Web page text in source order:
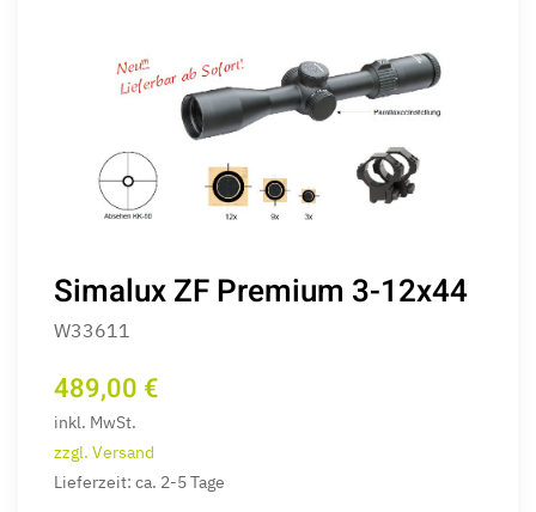
Simalux ZF Premium 3-12x44
W33611
489,00 €
inkl. MwSt.
zzgl. Versand
Lieferzeit: ca. 2-5 Tage